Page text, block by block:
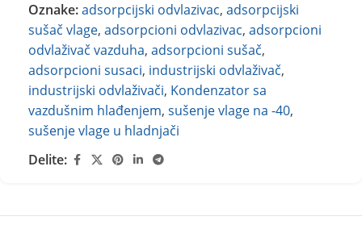
Oznake:adsorpcijski odvlazivac, adsorpcijski
sušač vlage, adsorpcioni odvlazivac, adsorpcioni
odvlaživač vazduha, adsorpcioni sušač,
adsorpcioni susaci, industrijski odvlaživač,
industrijski odvlaživači, Kondenzator sa
vazdušnim hlađenjem, sušenje vlage na -40,
sušenje vlage u hladnjači
Delite: